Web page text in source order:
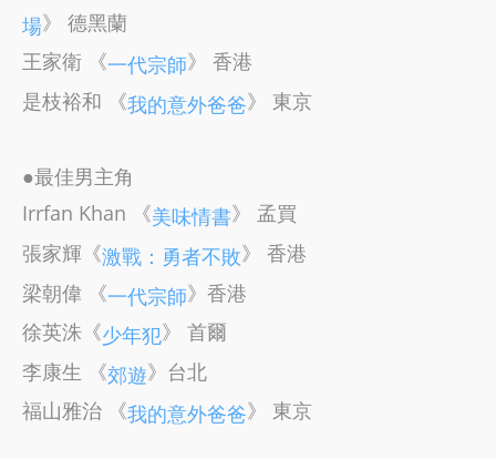
場》 德黑蘭
王家衛 《一代宗師》 香港
是枝裕和 《我的意外爸爸》 東京
●最佳男主角
Irrfan Khan 《美味情書》 孟買
張家輝《激戰：勇者不敗》 香港
梁朝偉 《一代宗師》香港
徐英洙《少年犯》 首爾
李康生 《郊遊》台北
福山雅治 《我的意外爸爸》 東京